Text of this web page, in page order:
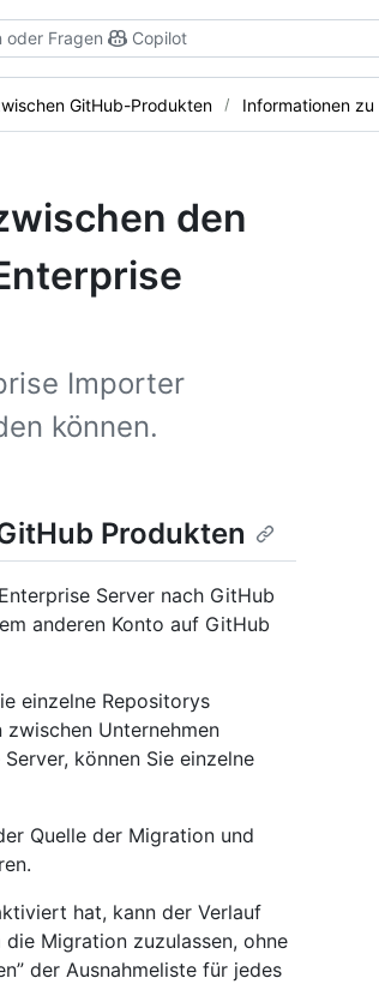
oder Fragen Copilot
GitHub-Produkten Informationen
den
Importer
können.
Produkten
Server nach GitHub
anderen Konto auf GitHub
einzelne Repositorys
Unternehmen
können Sie einzelne
Quelle der Migration und
hat, kann der Verlauf
Migration zuzulassen, ohne
der Ausnahmeliste für jedes